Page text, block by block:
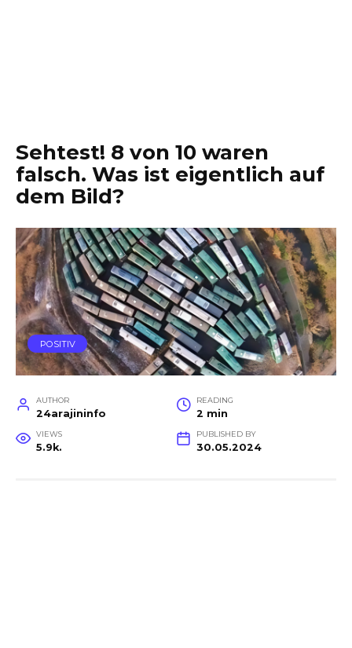
Sehtest! 8 von 10 waren
falsch. Was ist eigentlich auf
dem Bild?
POSITIV
AUTHOR
24arajininfo
READING
2 min
VIEWS
5.9k.
PUBLISHED BY
30.05.2024